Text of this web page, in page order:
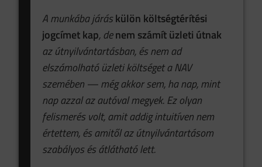
A munkába járáskülön költségtérítési
jogcímet kap, denem számít üzleti útnak
az útnyilvántartásban, és nem ad
elszámolható üzleti költséget a NAV
szemében — még akkor sem, ha nap, mint
nap azzal az autóval megyek. Ez olyan
felismerés volt, amit addig intuitíven nem
értettem, és amitől az útnyilvántartásom
szabályos és átlátható lett.